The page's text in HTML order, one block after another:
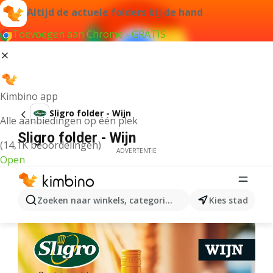
Altijd de actuele folders bij de hand
Toevoegen aan Chrome - GRATIS
Kimbino app
Alle aanbiedingen op één plek
(14,1K beoordelingen)
Open
Zoeken naar winkels, categorieën, producten...
Kies stad
Sligro folder - Wijn
Sligro folder - Wijn
ADVERTENTIE